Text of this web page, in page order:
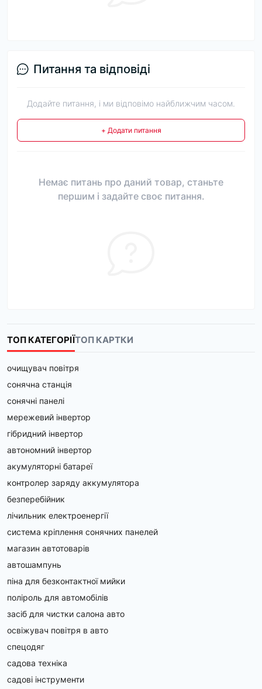
Питання та відповіді
Додайте питання, і ми відповімо найближчим часом.
+ Додати питання
Немає питань про даний товар, станьте
першим і задайте своє питання.
ТОП КАТЕГОРІЇТОП КАРТКИ
очищувач повітря
сонячна станція
сонячні панелі
мережевий інвертор
гібридний інвертор
автономний інвертор
акумуляторні батареї
контролер заряду аккумулятора
безперебійник
лічильник електроенергії
система кріплення сонячних панелей
магазин автотоварів
автошампунь
піна для безконтактної мийки
поліроль для автомобілів
засіб для чистки салона авто
освіжувач повітря в авто
спецодяг
садова техніка
садові інструменти